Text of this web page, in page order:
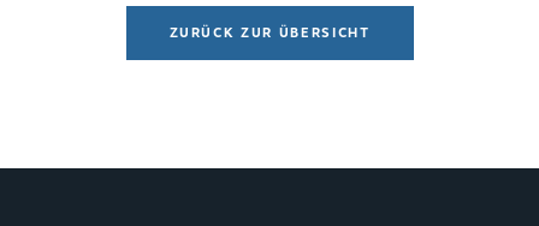
VariantenLaut […]
ZURÜCK ZUR ÜBERSICHT